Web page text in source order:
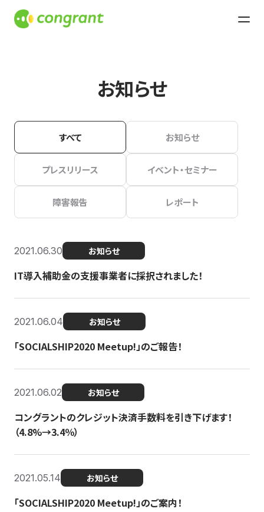
お知らせ
すべて お知らせ
プレスリリース イベント・セミナー
障害報告 レポート
2021.06.30 お知らせ
IT導入補助金の支援事業者に採択されました！
2021.06.04 お知らせ
「SOCIALSHIP2020 Meetup!」のご報告！
2021.06.02 お知らせ
コングラントのクレジット決済手数料を引き下げます！
（4.8%→3.4％）
2021.05.14 お知らせ
「SOCIALSHIP2020 Meetup!」のご案内！